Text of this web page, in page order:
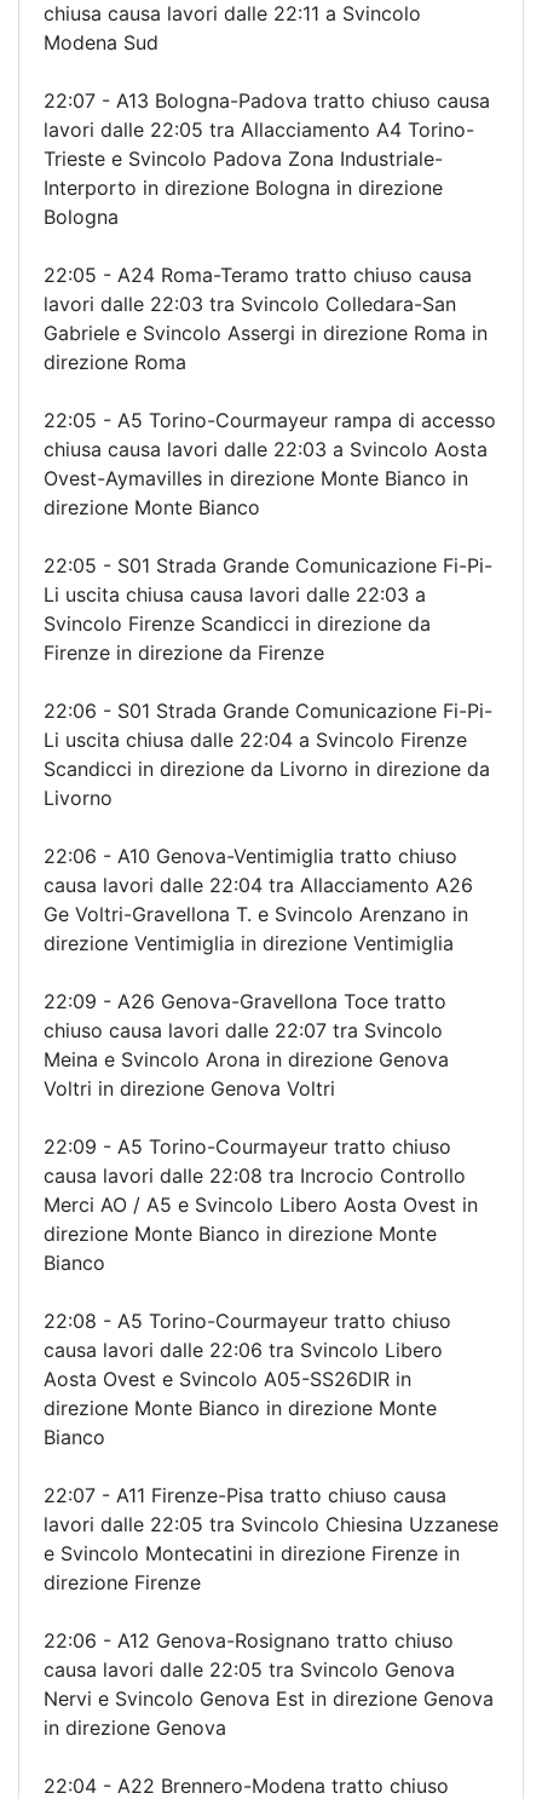
chiusa causa lavori dalle 22:11 a Svincolo
Modena Sud
22:07 - A13 Bologna-Padova tratto chiuso causa
lavori dalle 22:05 tra Allacciamento A4 Torino-
Trieste e Svincolo Padova Zona Industriale-
Interporto in direzione Bologna in direzione
Bologna
22:05 - A24 Roma-Teramo tratto chiuso causa
lavori dalle 22:03 tra Svincolo Colledara-San
Gabriele e Svincolo Assergi in direzione Roma in
direzione Roma
22:05 - A5 Torino-Courmayeur rampa di accesso
chiusa causa lavori dalle 22:03 a Svincolo Aosta
Ovest-Aymavilles in direzione Monte Bianco in
direzione Monte Bianco
22:05 - S01 Strada Grande Comunicazione Fi-Pi-
Li uscita chiusa causa lavori dalle 22:03 a
Svincolo Firenze Scandicci in direzione da
Firenze in direzione da Firenze
22:06 - S01 Strada Grande Comunicazione Fi-Pi-
Li uscita chiusa dalle 22:04 a Svincolo Firenze
Scandicci in direzione da Livorno in direzione da
Livorno
22:06 - A10 Genova-Ventimiglia tratto chiuso
causa lavori dalle 22:04 tra Allacciamento A26
Ge Voltri-Gravellona T. e Svincolo Arenzano in
direzione Ventimiglia in direzione Ventimiglia
22:09 - A26 Genova-Gravellona Toce tratto
chiuso causa lavori dalle 22:07 tra Svincolo
Meina e Svincolo Arona in direzione Genova
Voltri in direzione Genova Voltri
22:09 - A5 Torino-Courmayeur tratto chiuso
causa lavori dalle 22:08 tra Incrocio Controllo
Merci AO / A5 e Svincolo Libero Aosta Ovest in
direzione Monte Bianco in direzione Monte
Bianco
22:08 - A5 Torino-Courmayeur tratto chiuso
causa lavori dalle 22:06 tra Svincolo Libero
Aosta Ovest e Svincolo A05-SS26DIR in
direzione Monte Bianco in direzione Monte
Bianco
22:07 - A11 Firenze-Pisa tratto chiuso causa
lavori dalle 22:05 tra Svincolo Chiesina Uzzanese
e Svincolo Montecatini in direzione Firenze in
direzione Firenze
22:06 - A12 Genova-Rosignano tratto chiuso
causa lavori dalle 22:05 tra Svincolo Genova
Nervi e Svincolo Genova Est in direzione Genova
in direzione Genova
22:04 - A22 Brennero-Modena tratto chiuso